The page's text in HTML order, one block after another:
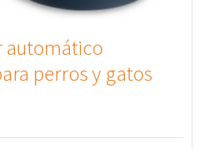
automático
perros y gatos